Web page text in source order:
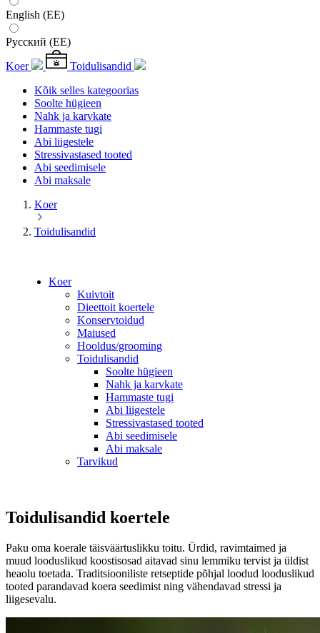
English (EE)
Русский (EE)
Koer
Toidulisandid
Kõik selles kategoorias
Soolte hügieen
Nahk ja karvkate
Hammaste tugi
Abi liigestele
Stressivastased tooted
Abi seedimisele
Abi maksale
Koer
Toidulisandid
Koer
Kuivtoit
Dieettoit koertele
Konservtoidud
Maiused
Hooldus/grooming
Toidulisandid
Soolte hügieen
Nahk ja karvkate
Hammaste tugi
Abi liigestele
Stressivastased tooted
Abi seedimisele
Abi maksale
Tarvikud
Toidulisandid koertele
Paku oma koerale täisväärtuslikku toitu. Ürdid, ravimtaimed ja
muud looduslikud koostisosad aitavad sinu lemmiku tervist ja üldist
heaolu toetada. Traditsiooniliste retseptide põhjal loodud looduslikud
tooted parandavad koera seedimist ning vähendavad stressi ja
liigesevalu.